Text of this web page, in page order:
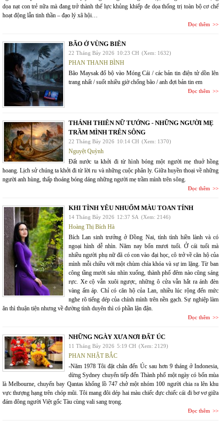
dọa nạt con trẻ nữa mà đang trở thành thế lực khủng khiếp đe dọa thống trị toàn bộ cơ chế
hoạt động lẫn tinh thần – đạo lý xã hội…
Đọc thêm
BÃO Ở VÙNG BIÊN
22 Tháng Bảy 2026 10:23 CH (Xem: 1632)
PHAN THANH BÌNH
Bão Maysak đổ bộ vào Móng Cái / các bản tin điện tử dồn lên
trang nhất / suốt nhiều giờ chống bão / anh đợi bản tin em
Đọc thêm
THÁNH THIÊN NỮ TƯỚNG - NHỮNG NGƯỜI MẸ
TRẦM MÌNH TRÊN SÔNG
22 Tháng Bảy 2026 10:14 CH (Xem: 1370)
Nguyệt Quỳnh
Đất nước ta khởi đi từ hình bóng một người mẹ thuở hồng
hoang. Lịch sử chúng ta khởi đi từ lời ru và những cuộc phân ly. Giữa huyền thoại về những
người anh hùng, thấp thoáng bóng dáng những người mẹ trầm mình trên sông.
Đọc thêm
KHI TÌNH YÊU NHUỐM MÀU TOAN TÍNH
14 Tháng Bảy 2026 12:37 SA (Xem: 2146)
Hoàng Thị Bích Hà
Bích Lan sinh trưởng ở Đồng Nai, tính tình hiền lành và có
ngoại hình dễ nhìn. Năm nay bốn mươi tuổi. Ở cái tuổi mà
nhiều người phụ nữ đã có con vào đại học, cô trở về căn hộ của
mình mỗi chiều với một chùm chìa khóa và sự im lặng. Từ ban
công tầng mười sáu nhìn xuống, thành phố đêm nào cũng sáng
rực. Xe cộ vẫn xuôi ngược, những ô cửa vẫn hắt ra ánh đèn
vàng ấm áp. Chỉ có căn hộ của Lan, nhiều lúc rộng đến mức
nghe rõ tiếng dép của chính mình trên nền gạch. Sự nghiệp làm
ăn thì thuận tiện nhưng về đường tình duyên thì có phần lận đận.
Đọc thêm
NHỮNG NGÀY XƯA NƠI ĐẤT ÚC
11 Tháng Bảy 2026 5:19 CH (Xem: 2129)
PHAN NHẬT BẮC
-Năm 1978 Tôi đặt chân đến Úc sau hơn 9 tháng ở Indonesia,
dừng Sydney chuyển tiếp đến Thành phố một ngày có bốn mùa
là Melbourne, chuyến bay Qantas khổng lồ 747 chở một nhóm 100 người chia ra lên khu
vực thượng hạng trên chóp mũi. Tôi mang đôi dép hai màu chiếc đực chiếc cái đi bơ vơ giữa
đám đông người Việt gốc Tàu cùng vali sang trọng.
Đọc thêm